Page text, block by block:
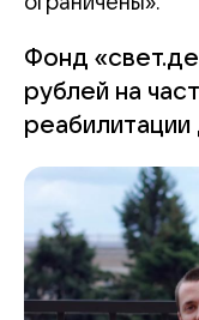
Фонд
рублей на